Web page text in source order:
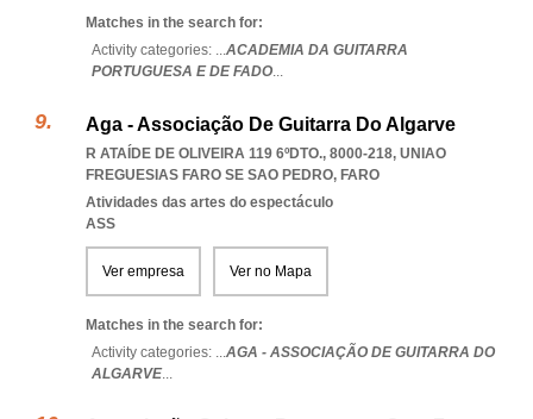
Matches in the search for:
Activity categories: ...ACADEMIA DA GUITARRA
PORTUGUESA E DE FADO...
Aga - Associação De Guitarra Do Algarve
R ATAÍDE DE OLIVEIRA 119 6ºDTO., 8000-218, UNIAO
FREGUESIAS FARO SE SAO PEDRO, FARO
Atividades das artes do espectáculo
ASS
Ver empresa Ver no Mapa
Matches in the search for:
Activity categories: ...AGA - ASSOCIAÇÃO DE GUITARRA DO
ALGARVE...